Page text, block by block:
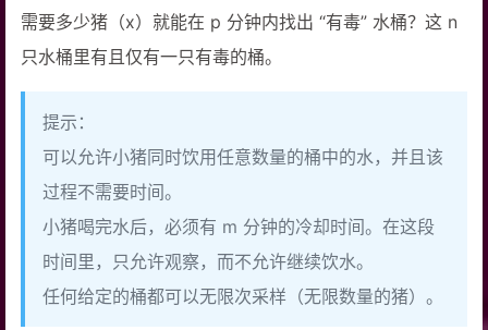
需要多少猪（x）就能在 p 分钟内找出 “有毒” 水桶？这 n
只水桶里有且仅有一只有毒的桶。
提示：
可以允许小猪同时饮用任意数量的桶中的水，并且该
过程不需要时间。
小猪喝完水后，必须有 m 分钟的冷却时间。在这段
时间里，只允许观察，而不允许继续饮水。
任何给定的桶都可以无限次采样（无限数量的猪）。